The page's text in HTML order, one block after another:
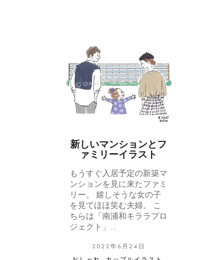
新しいマンションとフ
ァミリーイラスト
もうすぐ入居予定の新築マ
ンションを見に来たファミ
リー。 嬉しそうな女の子
を見てほほ笑む夫婦。 こ
ちらは「南浦和キララプロ
ジェクト」…
2022年6月24日